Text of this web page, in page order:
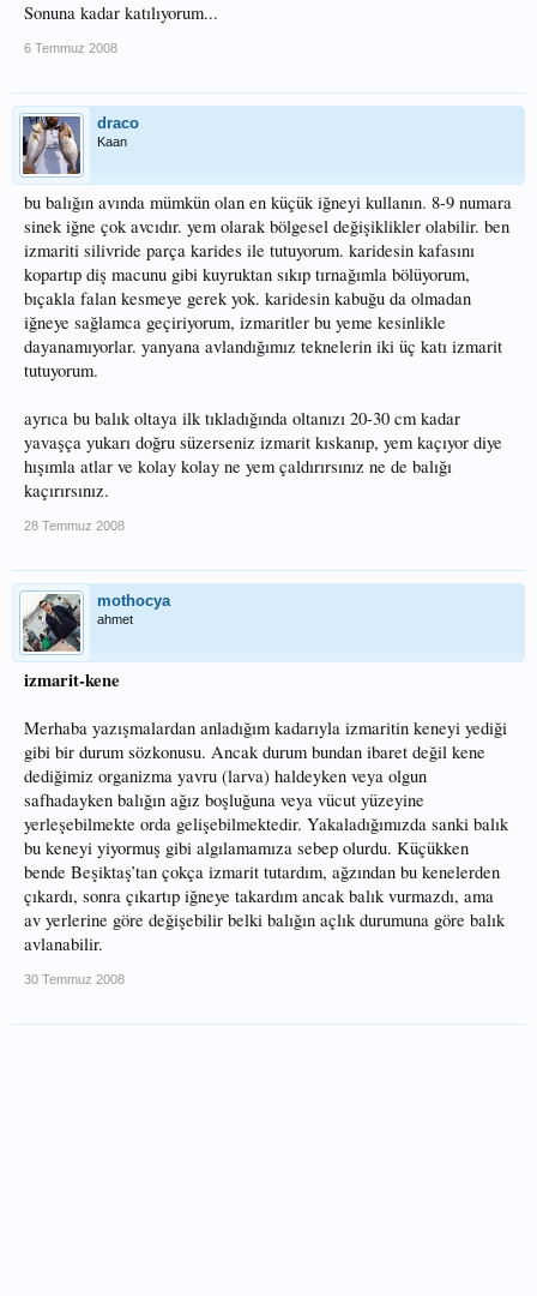
Sonuna kadar katılıyorum...
6 Temmuz 2008
draco
Kaan
bu balığın avında mümkün olan en küçük iğneyi kullanın. 8-9 numara
sinek iğne çok avcıdır. yem olarak bölgesel değişiklikler olabilir. ben
izmariti silivride parça karides ile tutuyorum. karidesin kafasını
kopartıp diş macunu gibi kuyruktan sıkıp tırnağımla bölüyorum,
bıçakla falan kesmeye gerek yok. karidesin kabuğu da olmadan
iğneye sağlamca geçiriyorum, izmaritler bu yeme kesinlikle
dayanamıyorlar. yanyana avlandığımız teknelerin iki üç katı izmarit
tutuyorum.
ayrıca bu balık oltaya ilk tıkladığında oltanızı 20-30 cm kadar
yavaşça yukarı doğru süzerseniz izmarit kıskanıp, yem kaçıyor diye
hışımla atlar ve kolay kolay ne yem çaldırırsınız ne de balığı
kaçırırsınız.
28 Temmuz 2008
mothocya
ahmet
izmarit-kene
Merhaba yazışmalardan anladığım kadarıyla izmaritin keneyi yediği
gibi bir durum sözkonusu. Ancak durum bundan ibaret değil kene
dediğimiz organizma yavru (larva) haldeyken veya olgun
safhadayken balığın ağız boşluğuna veya vücut yüzeyine
yerleşebilmekte orda gelişebilmektedir. Yakaladığımızda sanki balık
bu keneyi yiyormuş gibi algılamamıza sebep olurdu. Küçükken
bende Beşiktaş’tan çokça izmarit tutardım, ağzından bu kenelerden
çıkardı, sonra çıkartıp iğneye takardım ancak balık vurmazdı, ama
av yerlerine göre değişebilir belki balığın açlık durumuna göre balık
avlanabilir.
30 Temmuz 2008